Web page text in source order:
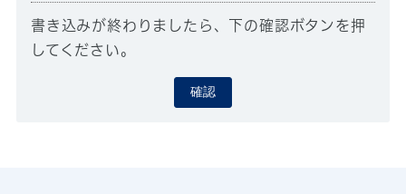
書き込みが終わりましたら、下の確認ボタンを押
してください。
確認